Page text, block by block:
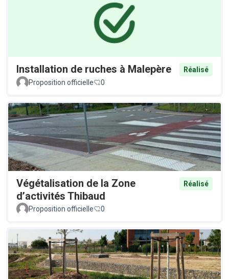
Installation de ruches à Malepère
Réalisé
Proposition officielle
0
Végétalisation de la Zone
d’activités Thibaud
Réalisé
Proposition officielle 0